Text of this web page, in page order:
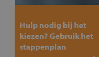
Hulp nodig bij het
kiezen? Gebruik het
stappenplan